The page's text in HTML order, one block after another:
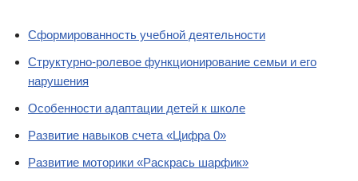
Сформированность учебной деятельности
Структурно-ролевое функционирование семьи и его
нарушения
Особенности адаптации детей к школе
Развитие навыков счета «Цифра 0»
Развитие моторики «Раскрась шарфик»